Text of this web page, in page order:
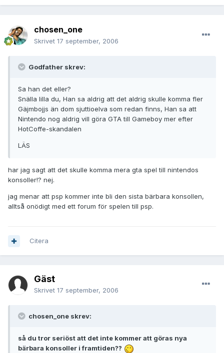
chosen_one
Skrivet 17 september, 2006
Godfather skrev:
Sa han det eller?
Snälla lilla du, Han sa aldrig att det aldrig skulle komma fler
Gäjmbojjs än dom sjuttioelva som redan finns, Han sa att
Nintendo nog aldrig vill göra GTA till Gameboy mer efter
HotCoffe-skandalen
LÄS
har jag sagt att det skulle komma mera gta spel till nintendos
konsoller!? nej.
jag menar att psp kommer inte bli den sista bärbara konsollen,
alltså onödigt med ett forum för spelen till psp.
Citera
Gäst
Skrivet 17 september, 2006
chosen_one skrev:
så du tror seriöst att det inte kommer att göras nya
bärbara konsoller i framtiden??